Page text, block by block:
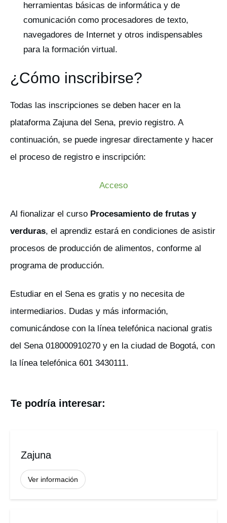
herramientas básicas de informática y de
comunicación como procesadores de texto,
navegadores de Internet y otros indispensables
para la formación virtual.
¿Cómo inscribirse?
Todas las inscripciones se deben hacer en la
plataforma Zajuna del Sena, previo registro. A
continuación, se puede ingresar directamente y hacer
el proceso de registro e inscripción:
Acceso
Al fionalizar el curso Procesamiento de frutas y
verduras, el aprendiz estará en condiciones de asistir
procesos de producción de alimentos, conforme al
programa de producción.
Estudiar en el Sena es gratis y no necesita de
intermediarios. Dudas y más información,
comunicándose con la línea telefónica nacional gratis
del Sena 018000910270 y en la ciudad de Bogotá, con
la línea telefónica 601 3430111.
Te podría interesar:
Zajuna
Ver información